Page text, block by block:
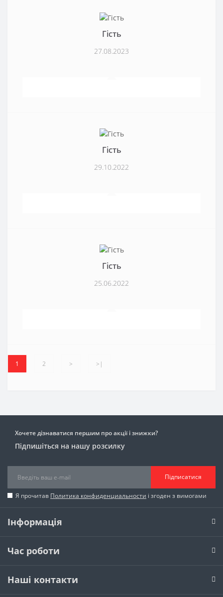
Гість
27.08.2023
Гість
29.10.2022
Гість
25.06.2022
1 2 > >|
Хочете дізнаватися першим про акції і знижки?
Підпишіться на нашу розсилку
Підписатися
Я прочитав Политика конфиденциальности і згоден з вимогами
Інформація
Час роботи
Наші контакти